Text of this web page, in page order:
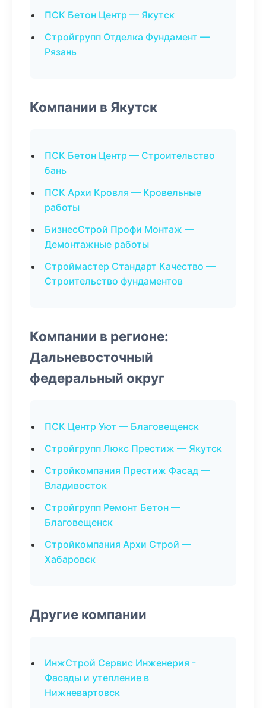
ПСК Бетон Центр — Якутск
Стройгрупп Отделка Фундамент —
Рязань
Компании в Якутск
ПСК Бетон Центр — Строительство
бань
ПСК Архи Кровля — Кровельные
работы
БизнесСтрой Профи Монтаж —
Демонтажные работы
Строймастер Стандарт Качество —
Строительство фундаментов
Компании в регионе:
Дальневосточный
федеральный округ
ПСК Центр Уют — Благовещенск
Стройгрупп Люкс Престиж — Якутск
Стройкомпания Престиж Фасад —
Владивосток
Стройгрупп Ремонт Бетон —
Благовещенск
Стройкомпания Архи Строй —
Хабаровск
Другие компании
ИнжСтрой Сервис Инженерия -
Фасады и утепление в
Нижневартовск